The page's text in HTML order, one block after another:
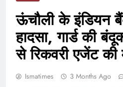
ऊंचौली के इंडियन
हादसा, गार्ड की
से रिकवरी एजेंट की
Ismatimes 3 Months Ago